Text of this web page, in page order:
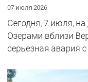
07 июля 2026
Сегодня, 7 июля,
Озерами вблизи
серьезная авария